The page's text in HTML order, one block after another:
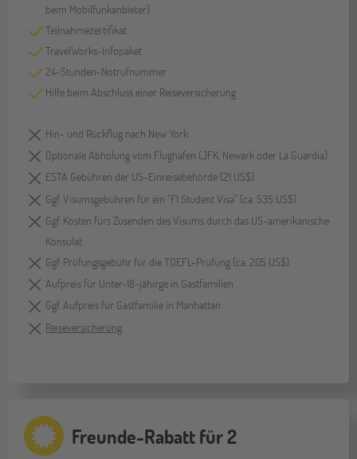
beim Mobilfunkanbieter)
Teilnahmezertifikat
TravelWorks-Infopaket
24-Stunden-Notrufnummer
Hilfe beim Abschluss einer Reiseversicherung
Hin- und Rückflug nach New York
Optionale Abholung vom Flughafen (JFK, Newark oder La Guardia)
ESTA Gebühren der US-Einreisebehörde (21 US$)
Ggf. Visumsgebühren für ein "F1 Student Visa" (ca. 535 US$)
Ggf. Kosten fürs Zusenden des Visums durch das US-amerikanische
Konsulat
Ggf. Prüfungsgebühr für die TOEFL-Prüfung (ca. 205 US$)
Aufpreis für Unter-18-jähirge in Gastfamilien
Ggf. Aufpreis für Gastfamilie in Manhattan
Reiseversicherung
Freunde-Rabatt für 2